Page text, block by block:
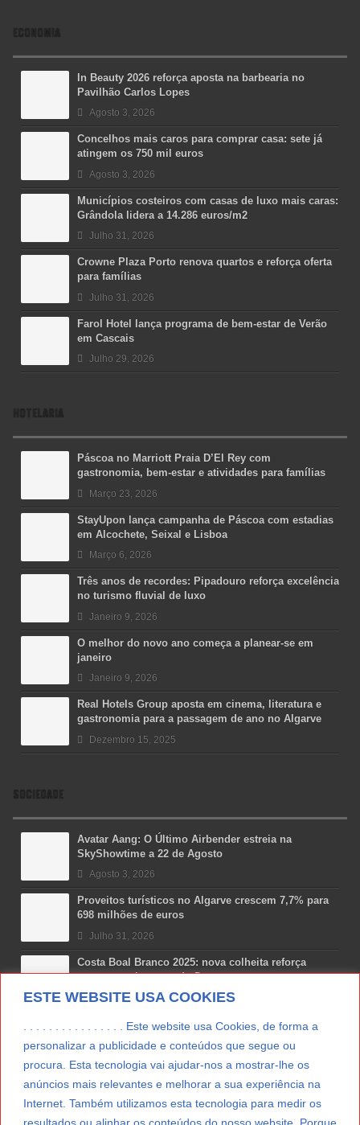
ESTE WEBSITE USA COOKIES
. . . . . . . . . . . . . . . . Este website usa Cookies, de forma a
personalizar a publicidade e conteúdos que segue ou
procura. Esta tecnologia vai ajudar-nos a mostrar-lhe os
anúncios mais relevantes e melhorar a sua experiência na
Internet. Também utilizamos esta tecnologia para medir os
resultados ou alinhar os conteúdos do nosso website. Porque
ECONOMIA
In Beauty 2026 reforça aposta na barbearia no
Pavilhão Carlos Lopes
Agosto 3, 2026
Concelhos mais caros para comprar casa: sete já
atingem os 750 mil euros
Agosto 3, 2026
Municípios costeiros com casas de luxo mais caras:
Grândola lidera a 14.286 euros/m2
Julho 31, 2026
Crowne Plaza Porto renova quartos e reforça oferta
para famílias
Julho 31, 2026
Farol Hotel lança programa de bem-estar de Verão
em Cascais
Julho 29, 2026
HOTELARIA
Páscoa no Marriott Praia D’El Rey com
gastronomia, bem-estar e atividades para famílias
Março 23, 2026
StayUpon lança campanha de Páscoa com estadias
em Alcochete, Seixal e Lisboa
Março 6, 2026
Três anos de recordes: Pipadouro reforça excelência
no turismo fluvial de luxo
Janeiro 9, 2026
O melhor do novo ano começa a planear-se em
janeiro
Janeiro 9, 2026
Real Hotels Group aposta em cinema, literatura e
gastronomia para a passagem de ano no Algarve
Dezembro 15, 2025
SOCIEDADE
Avatar Aang: O Último Airbender estreia na
SkyShowtime a 22 de Agosto
Agosto 3, 2026
Proveitos turísticos no Algarve crescem 7,7% para
698 milhões de euros
Julho 31, 2026
Costa Boal Branco 2025: nova colheita reforça
aposta nos brancos do Douro
Julho 29, 2026
Novas 7 Maravilhas de Portugal: Setúbal recebe
Julho 29, 2026
Vitamina D: o paradoxo dos portugueses
Julho 24, 2026